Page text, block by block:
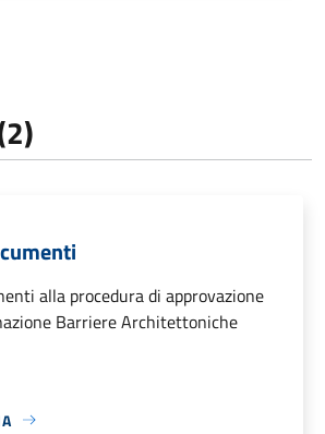
alla procedura di approvazione
Barriere Architettoniche